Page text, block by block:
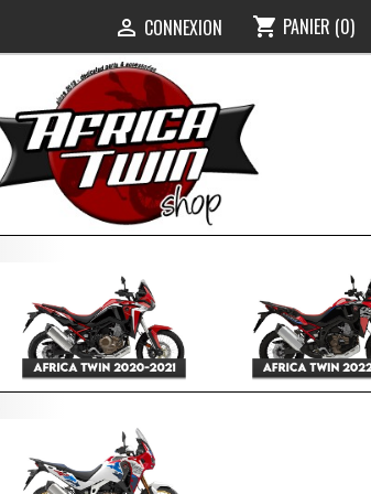
 CONNEXION shopping_cart PANIER (0)